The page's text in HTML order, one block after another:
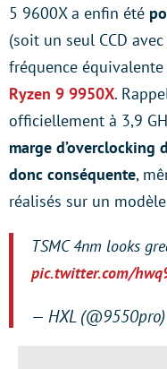
5 9600X a enfin été
(soit un seul CCD
fréquence
Ryzen 9 9950X.
officiellement à 3,9
marge d’overclocking
donc conséquente,
réalisés sur un
TSMC 4nm looks
pic.twitter.com/
— HXL